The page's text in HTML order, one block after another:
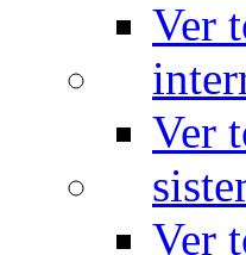
Ver
Ver
Ver